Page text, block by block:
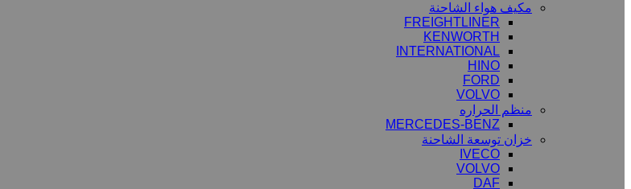
مكيف هواء الشاحنة
FREIGHTLINER
KENWORTH
INTERNATIONAL
HINO
FORD
VOLVO
منظم الحراره
MERCEDES-BENZ
خزان توسعة الشاحنة
IVECO
VOLVO
DAF